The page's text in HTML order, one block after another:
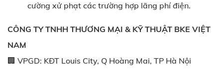
cường xử phạt các trường hợp lãng phí điện.
CÔNG TY TNHH THƯƠNG MẠI & KỸ THUẬT BKE VIỆT
NAM
🏢 VPGD: KĐT Louis City, Q Hoàng Mai, TP Hà Nội